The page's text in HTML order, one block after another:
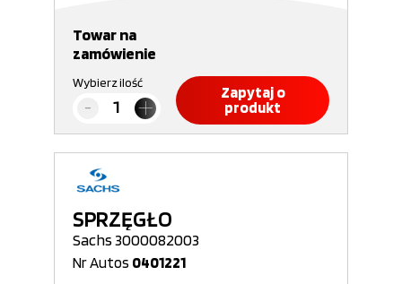
Towar na
zamówienie
Wybierz ilość
Zapytaj o
produkt
SPRZĘGŁO
Sachs 3000082003
Nr Autos 0401221